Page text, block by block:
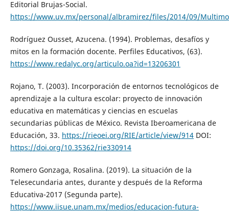
Editorial Brujas-Social.
https://www.uv.mx/personal/albramirez/files/2014/09/
Rodríguez Ousset, Azucena. (1994). Problemas, desafíos y
mitos en la formación docente. Perfiles Educativos, (63).
https://www.redalyc.org/articulo.oa?id=13206301
Rojano, T. (2003). Incorporación de entornos tecnológicos de
aprendizaje a la cultura escolar: proyecto de innovación
educativa en matemáticas y ciencias en escuelas
secundarias públicas de México. Revista Iberoamericana de
Educación, 33. https://rieoei.org/RIE/article/view/914DOI:
https://doi.org/10.35362/rie330914
Romero Gonzaga, Rosalina. (2019). La situación de la
Telesecundaria antes, durante y después de la Reforma
Educativa-2017 (Segunda parte).
https://www.iisue.unam.mx/medios/educacion-futura-